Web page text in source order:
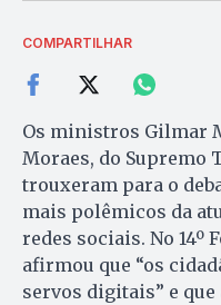
COMPARTILHAR
Os ministros Gilmar
Moraes, do Supremo
trouxeram para o
mais polêmicos da
redes sociais. No 14º
afirmou que “os
servos digitais” e